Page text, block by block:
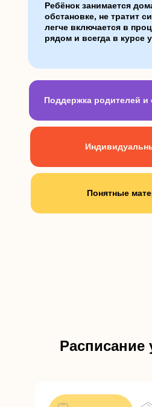
Поддержка родителей и
Понятные
Ребёнок занимается
обстановке, не тратит
легче включается в
рядом и всегда в курсе
Расписание